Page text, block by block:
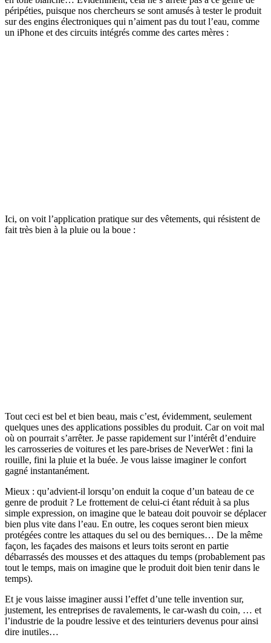
péripéties, puisque nos chercheurs se sont amusés à tester le produit
sur des engins électroniques qui n’aiment pas du tout l’eau, comme
un iPhone et des circuits intégrés comme des cartes mères :
Ici, on voit l’application pratique sur des vêtements, qui résistent de
fait très bien à la pluie ou la boue :
Tout ceci est bel et bien beau, mais c’est, évidemment, seulement
quelques unes des applications possibles du produit. Car on voit mal
où on pourrait s’arrêter. Je passe rapidement sur l’intérêt d’enduire
les carrosseries de voitures et les pare-brises de NeverWet : fini la
rouille, fini la pluie et la buée. Je vous laisse imaginer le confort
gagné instantanément.
Mieux : qu’advient-il lorsqu’on enduit la coque d’un bateau de ce
genre de produit ? Le frottement de celui-ci étant réduit à sa plus
simple expression, on imagine que le bateau doit pouvoir se déplacer
bien plus vite dans l’eau. En outre, les coques seront bien mieux
protégées contre les attaques du sel ou des berniques… De la même
façon, les façades des maisons et leurs toits seront en partie
débarrassés des mousses et des attaques du temps (probablement pas
tout le temps, mais on imagine que le produit doit bien tenir dans le
temps).
Et je vous laisse imaginer aussi l’effet d’une telle invention sur,
justement, les entreprises de ravalements, le car-wash du coin, … et
l’industrie de la poudre lessive et des teinturiers devenus pour ainsi
dire inutiles…